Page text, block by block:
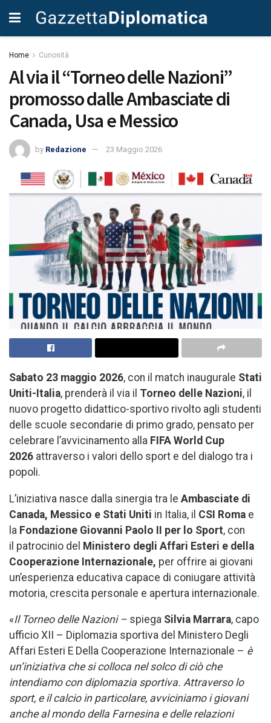
Home Curiosità
Al via il “Torneo delle Nazioni”
promosso dalle Ambasciate di
Canada, Usa e Messico
by Redazione 23 Maggio 2026
Sabato 23 maggio 2026, con il match inaugurale Stati
Uniti-Italia, prenderà il via il Torneo delle Nazioni, il
nuovo progetto didattico-sportivo rivolto agli studenti
delle scuole secondarie di primo grado, pensato per
celebrare l’avvicinamento alla FIFA World Cup
2026 attraverso i valori dello sport e del dialogo tra i
popoli.
L’iniziativa nasce dalla sinergia tra le Ambasciate di
Canada, Messico e Stati Uniti in Italia, il CSI Roma e
la Fondazione Giovanni Paolo II per lo Sport, con
il patrocinio del Ministero degli Affari Esteri e della
Cooperazione Internazionale, per offrire ai giovani
un’esperienza educativa capace di coniugare attività
motoria, crescita personale e apertura internazionale.
«Il Torneo delle Nazioni – spiega Silvia Marrara, capo
ufficio XII – Diplomazia sportiva del Ministero Degli
Affari Esteri E Della Cooperazione Internazionale – è
un’iniziativa che si colloca nel solco di ciò che
intendiamo con diplomazia sportiva. Attraverso lo
sport, e il calcio in particolare, avviciniamo i giovani
anche al mondo della Farnesina e delle relazioni